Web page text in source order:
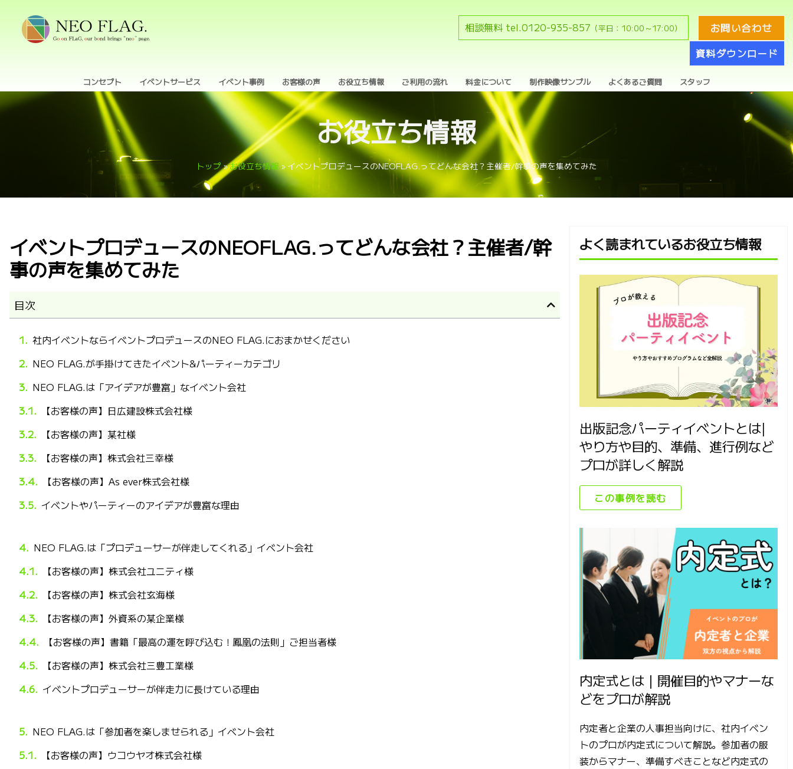
相談無料 tel.0120-935-857 （平日：10:00～17:00）
お問い合わせ
資料ダウンロード
コンセプト イベントサービス イベント事例 お客様の声 お役立ち情報 ご利用の流れ 料金について 制作映像サンプル よくあるご質問 スタッフ
お役立ち情報
トップ»お役立ち情報» イベントプロデュースのNEOFLAG.ってどんな会社？主催者/幹事の声を集めてみた
イベントプロデュースのNEOFLAG.ってどんな会社？主催者/幹
事の声を集めてみた
目次
社内イベントならイベントプロデュースのNEO FLAG.におまかせください
NEO FLAG.が手掛けてきたイベント&パーティーカテゴリ
NEO FLAG.は「アイデアが豊富」なイベント会社
【お客様の声】日広建設株式会社様
【お客様の声】某社様
【お客様の声】株式会社三幸様
【お客様の声】As ever株式会社様
イベントやパーティーのアイデアが豊富な理由
NEO FLAG.は「プロデューサーが伴走してくれる」イベント会社
【お客様の声】株式会社ユニティ様
【お客様の声】株式会社玄海様
【お客様の声】外資系の某企業様
【お客様の声】書籍「最高の運を呼び込む！鳳凰の法則」ご担当者様
【お客様の声】株式会社三豊工業様
イベントプロデューサーが伴走力に長けている理由
NEO FLAG.は「参加者を楽しませられる」イベント会社
【お客様の声】ウコウヤオ株式会社様
よく読まれているお役立ち情報
出版記念パーティイベントとは|
やり方や目的、準備、進行例など
プロが詳しく解説
この事例を読む
内定式とは｜開催目的やマナーな
どをプロが解説
内定者と企業の人事担当向けに、社内イベン
トのプロが内定式について解説。参加者の服
装からマナー、準備すべきことなど内定式の